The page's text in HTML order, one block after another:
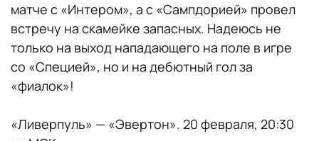
матче с «Интером», а с «Сампдорией» провел
встречу на скамейке запасных. Надеюсь не
только на выход нападающего на поле в игре
со «Специей», но и на дебютный гол за
«фиалок»!
«Ливерпуль» — «Эвертон». 20 февраля, 20:30